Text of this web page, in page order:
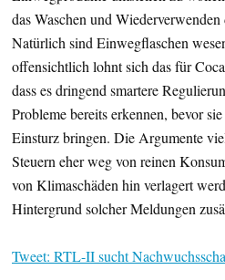
das Waschen und
Natürlich sind Einwegflaschen
offensichtlich lohnt sich das für
dass es dringend smartere
Probleme bereits erkennen, bevor
Einsturz bringen. Die Argumente
Steuern eher weg von reinen
von Klimaschäden hin verlagert
Hintergrund solcher Meldungen
Tweet: RTL-II sucht